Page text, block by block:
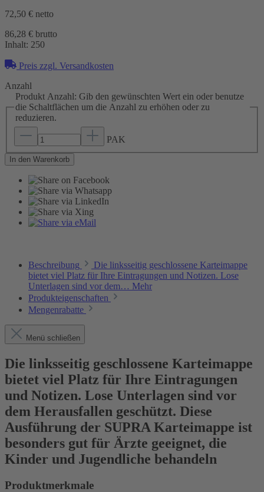
72,50 € netto
86,28 € brutto
Inhalt: 250
Preis zzgl. Versandkosten
Anzahl
Produkt Anzahl: Gib den gewünschten Wert ein oder benutze
die Schaltflächen um die Anzahl zu erhöhen oder zu
reduzieren.
PAK
In den Warenkorb
Beschreibung
Die linksseitig geschlossene Karteimappe
bietet viel Platz für Ihre Eintragungen und Notizen. Lose
Unterlagen sind vor dem… Mehr
Produkteigenschaften
Mengenrabatte
Menü schließen
Die linksseitig geschlossene Karteimappe
bietet viel Platz für Ihre Eintragungen
und Notizen. Lose Unterlagen sind vor
dem Herausfallen geschützt. Diese
Ausführung der SUPRA Karteimappe ist
besonders gut für Ärzte geeignet, die
Kinder und Jugendliche behandeln
Produktmerkmale